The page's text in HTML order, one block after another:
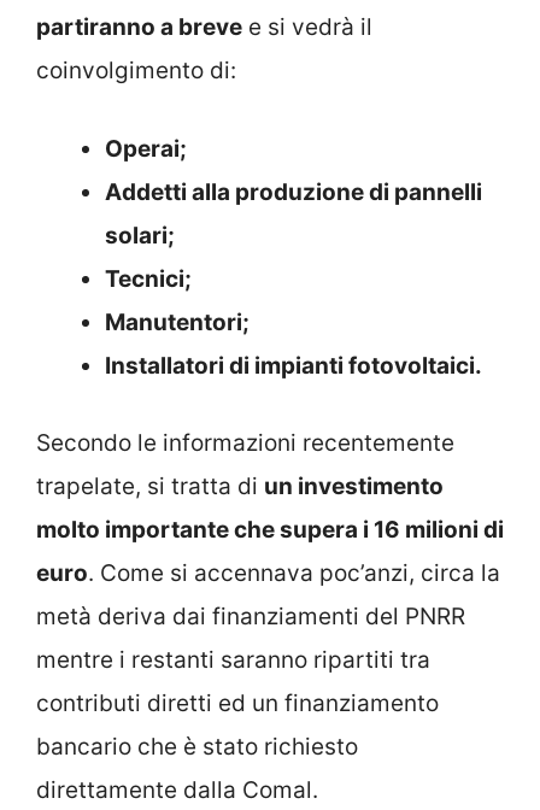
partiranno a breve e si vedrà il
coinvolgimento di:
Operai;
Addetti alla produzione di pannelli
solari;
Tecnici;
Manutentori;
Installatori di impianti fotovoltaici.
Secondo le informazioni recentemente
trapelate, si tratta di un investimento
molto importante che supera i 16 milioni di
euro. Come si accennava poc’anzi, circa la
metà deriva dai finanziamenti del PNRR
mentre i restanti saranno ripartiti tra
contributi diretti ed un finanziamento
bancario che è stato richiesto
direttamente dalla Comal.